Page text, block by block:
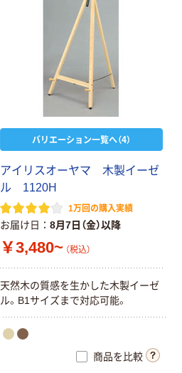
バリエーション一覧へ（4）
アイリスオーヤマ 木製イーゼ
ル 1120H
1万回の購入実績
お届け日 8月7日（金）以降
￥3,480~ （税込）
天然木の質感を生かした木製イーゼ
ル。B1サイズまで対応可能。
商品を比較